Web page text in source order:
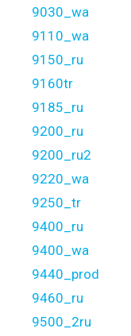
9030_wa
9110_wa
9150_ru
9160tr
9185_ru
9200_ru
9200_ru2
9220_wa
9250_tr
9400_ru
9400_wa
9440_prod
9460_ru
9500_2ru